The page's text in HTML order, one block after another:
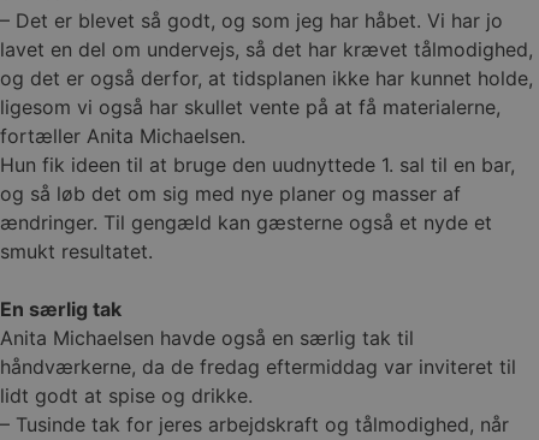
– Det er blevet så godt, og som jeg har håbet. Vi har jo
lavet en del om undervejs, så det har krævet tålmodighed,
og det er også derfor, at tidsplanen ikke har kunnet holde,
ligesom vi også har skullet vente på at få materialerne,
fortæller Anita Michaelsen.
Hun fik ideen til at bruge den uudnyttede 1. sal til en bar,
og så løb det om sig med nye planer og masser af
ændringer. Til gengæld kan gæsterne også et nyde et
smukt resultatet.
En særlig tak
Anita Michaelsen havde også en særlig tak til
håndværkerne, da de fredag eftermiddag var inviteret til
lidt godt at spise og drikke.
– Tusinde tak for jeres arbejdskraft og tålmodighed, når